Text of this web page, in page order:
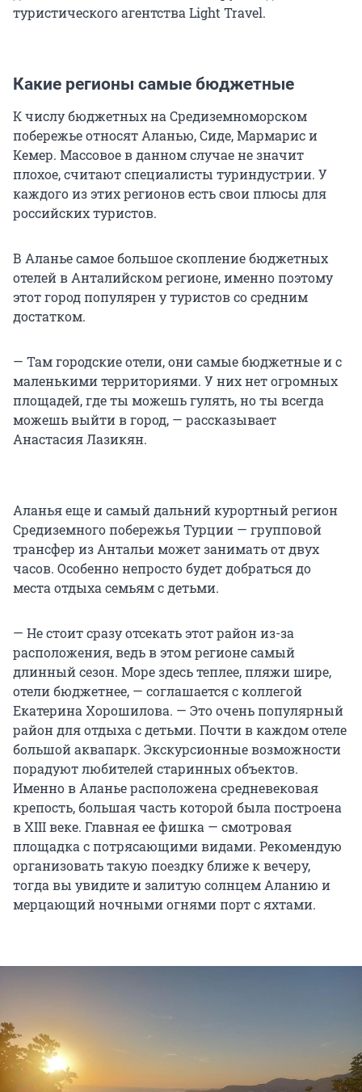
туристического агентства Light Travel.
Какие регионы самые бюджетные
К числу бюджетных на Средиземноморском
побережье относят Аланью, Сиде, Мармарис и
Кемер. Массовое в данном случае не значит
плохое, считают специалисты туриндустрии. У
каждого из этих регионов есть свои плюсы для
российских туристов.
В Аланье самое большое скопление бюджетных
отелей в Анталийском регионе, именно поэтому
этот город популярен у туристов со средним
достатком.
— Там городские отели, они самые бюджетные и с
маленькими территориями. У них нет огромных
площадей, где ты можешь гулять, но ты всегда
можешь выйти в город, — рассказывает
Анастасия Лазикян.
Аланья еще и самый дальний курортный регион
Средиземного побережья Турции — групповой
трансфер из Антальи может занимать от двух
часов. Особенно непросто будет добраться до
места отдыха семьям с детьми.
— Не стоит сразу отсекать этот район из-за
расположения, ведь в этом регионе самый
длинный сезон. Море здесь теплее, пляжи шире,
отели бюджетнее, — соглашается с коллегой
Екатерина Хорошилова. — Это очень популярный
район для отдыха с детьми. Почти в каждом отеле
большой аквапарк. Экскурсионные возможности
порадуют любителей старинных объектов.
Именно в Аланье расположена средневековая
крепость, большая часть которой была построена
в XIII веке. Главная ее фишка — смотровая
площадка с потрясающими видами. Рекомендую
организовать такую поездку ближе к вечеру,
тогда вы увидите и залитую солнцем Аланию и
мерцающий ночными огнями порт с яхтами.